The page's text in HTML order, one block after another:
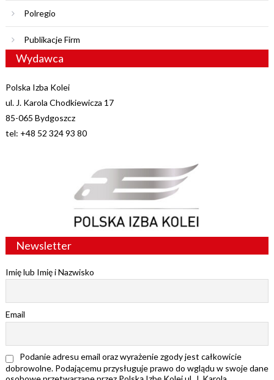
Polregio
Publikacje Firm
Wydawca
Polska Izba Kolei
ul. J. Karola Chodkiewicza 17
85-065 Bydgoszcz
tel: +48 52 324 93 80
Newsletter
Imię lub Imię i Nazwisko
Email
Podanie adresu email oraz wyrażenie zgody jest całkowicie
dobrowolne. Podającemu przysługuje prawo do wglądu w swoje dane